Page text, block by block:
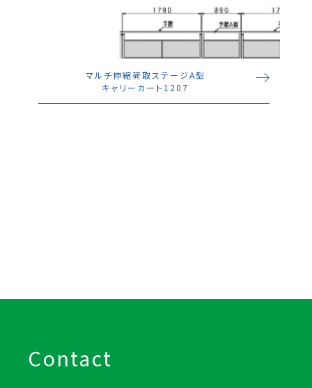
マルチ伸縮荷取ステージA型
キャリーカート1207
Contact